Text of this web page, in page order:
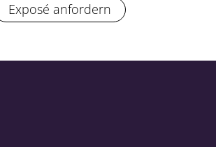
Exposé anfordern